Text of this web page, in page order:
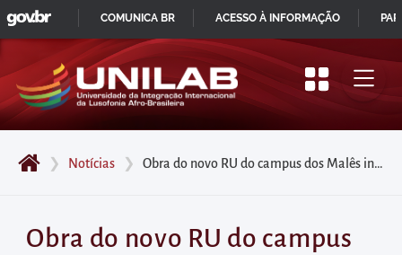
Pular
para
início
do
principal
Acessar
❯ Notícias ❯ Obra do novo RU do campus dos Malês inicia-se dia 23/10; apresentação do projeto será dia 08/10, quando será assinada ordem de serviço
Obra do novo RU do campus
IR
PARA
CONTEÚDO
GOVBR
COMUNICA BR ACESSO À INFORMAÇÃO